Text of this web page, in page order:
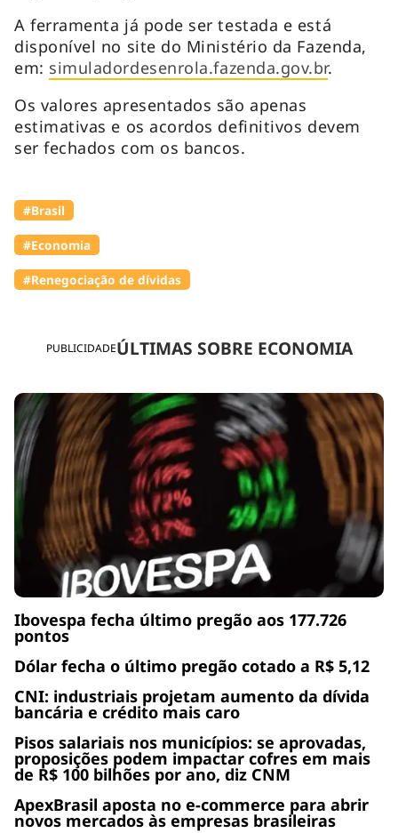
PUBLICIDADEÚLTIMAS SOBRE ECONOMIA
Ibovespa fecha último pregão aos 177.726
pontos
Dólar fecha o último pregão cotado a R$ 5,12
CNI: industriais projetam aumento da dívida
bancária e crédito mais caro
Pisos salariais nos municípios: se aprovadas,
proposições podem impactar cofres em mais
de R$ 100 bilhões por ano, diz CNM
ApexBrasil aposta no e-commerce para abrir
novos mercados às empresas brasileiras
A ferramenta já pode ser testada e está
disponível no site do Ministério da Fazenda,
em: simuladordesenrola.fazenda.gov.br.
Os valores apresentados são apenas
estimativas e os acordos definitivos devem
ser fechados com os bancos.
#Brasil
#Economia
#Renegociação de dívidas